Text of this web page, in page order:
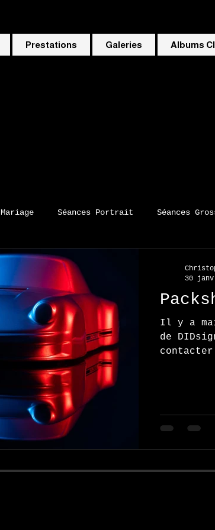
Prestations Galeries Albums
Mariage Séances Portrait Séances
Il y a
de
30